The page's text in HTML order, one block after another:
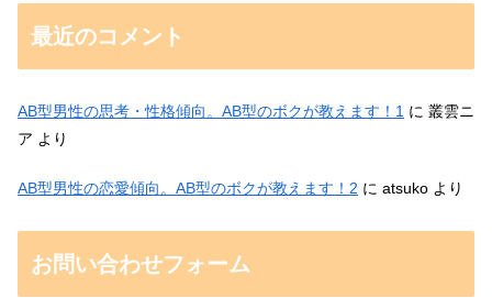
最近のコメント
AB型男性の思考・性格傾向。AB型のボクが教えます！1 に 叢雲ニ
ア より
AB型男性の恋愛傾向。AB型のボクが教えます！2 に atsuko より
お問い合わせフォーム